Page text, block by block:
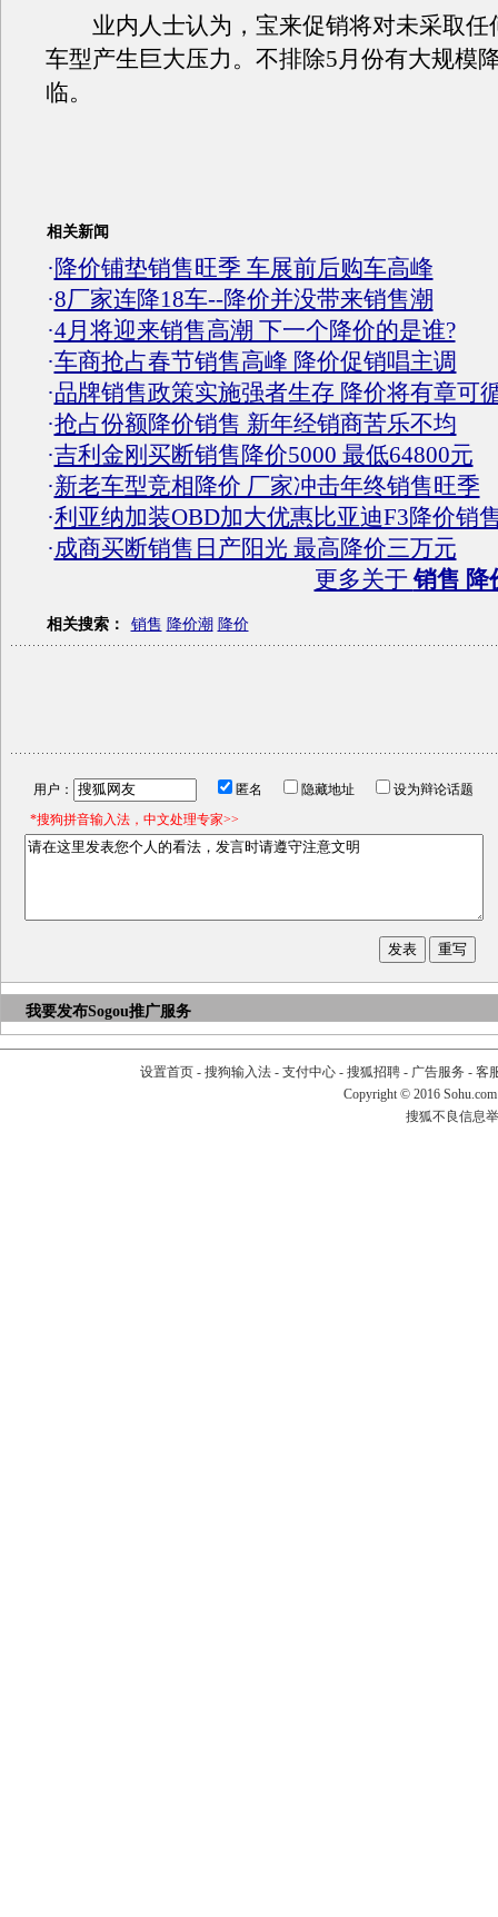
业内人士认为，宝来促销将对未采取任
车型产生巨大压力。不排除5月份有大规模
临。
相关新闻
·降价铺垫销售旺季 车展前后购车高峰
·8厂家连降18车--降价并没带来销售潮
·4月将迎来销售高潮 下一个降价的是谁?
·车商抢占春节销售高峰 降价促销唱主调
·品牌销售政策实施强者生存 降价将有章可
·抢占份额降价销售 新年经销商苦乐不均
·吉利金刚买断销售降价5000 最低64800元
·新老车型竞相降价 厂家冲击年终销售旺季
·利亚纳加装OBD加大优惠比亚迪F3降价销
·成商买断销售日产阳光 最高降价三万元
更多关于销售 降
相关搜索： 销售 降价潮 降价
用户： 匿名 隐藏地址
设为辩论话题
*搜狗拼音输入法，中文处理专家>>
我要发布Sogou推广服务
设置首页- 搜狗输入法- 支付中心- 搜狐招聘- 广告服务 - 客
Copyright © 2016
搜狐不良信息